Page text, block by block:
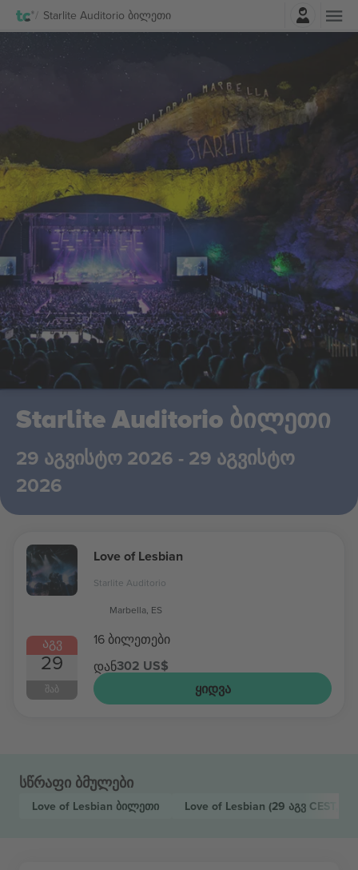
Starlite Auditorio ბილეთი
Starlite Auditorio ბილეთი
29 აგვისტო 2026 - 29 აგვისტო
2026
ᲐᲒᲕ
29
ᲨᲐᲑ
Love of Lesbian
Starlite Auditorio
Marbella, ES
16 ბილეთები
დან302 US$
ᲧᲘᲓᲕᲐ
სწრაფი ბმულები
Love of Lesbian ბილეთი Love of Lesbian (29 აგვ CEST,